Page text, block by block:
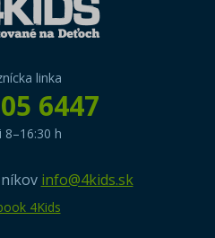
linka
6447
8–16:30 h
info@4kids.sk
4Kids